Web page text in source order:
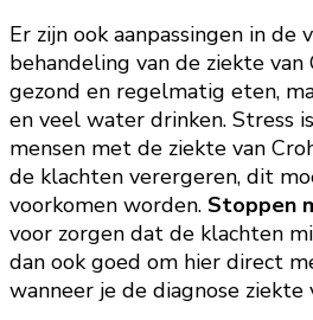
Er zijn ook aanpassingen in de
behandeling van de ziekte van
gezond en regelmatig eten,
en veel water drinken. Stress
mensen met de ziekte van
de klachten verergeren, dit
voorkomen worden. Stoppen
voor zorgen dat de klachten
dan ook goed om hier direct
wanneer je de diagnose ziekte